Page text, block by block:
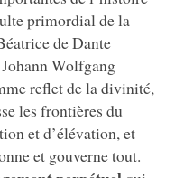
primordial de la
de Dante
Wolfgang
reflet de la divinité,
les frontières du
et d’élévation, et
et gouverne tout.